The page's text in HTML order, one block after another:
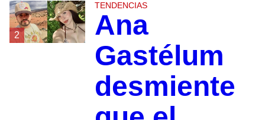
2
TENDENCIAS
Ana
Gastélum
desmiente